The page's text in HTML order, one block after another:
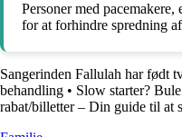
Personer med
for at forhindre spredning
Sangerinden Fallulah har født
behandling • Slow starter?
rabat/billetter – Din guide til at